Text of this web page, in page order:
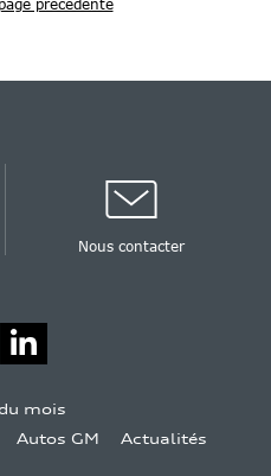
Nous contacter
mois
Autos GM
Actualités